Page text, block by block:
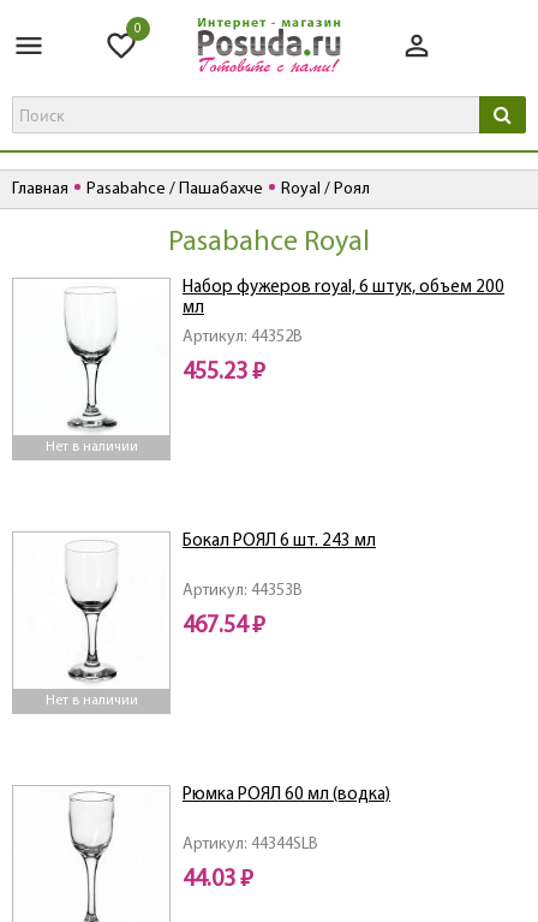
0
Главная Pasabahce / Пашабахче Royal / Роял
Pasabahce Royal
Нет в наличии
Артикул: 44352B
Набор фужеров royal, 6 штук, объем 200
мл
455.23 ₽
Нет в наличии
Артикул: 44353B
Бокал РОЯЛ 6 шт. 243 мл
467.54 ₽
Артикул: 44344SLB
Рюмка РОЯЛ 60 мл (водка)
44.03 ₽